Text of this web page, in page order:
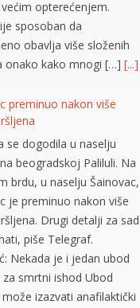
sposoban da
obavlja više složenih
onako kako mnogi […][...]
se dogodila u naselju
beogradskoj Paliluli. Na
brdu, u naselju Šainovac,
je preminuo nakon više
Drugi detalji za sada
piše Telegraf.
Nekada je i jedan ubod
smrtni ishod Ubod
izazvati anafilaktički
alergijsku reakciju. Vladica